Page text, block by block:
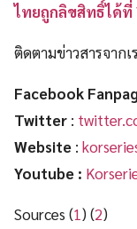
ไทยถูกลิขสิทธิ์ได้ที่
ติดตามข่าวสารจากเ
Facebook
Twitter :
Website :
Youtube :
Sources (1) (2)